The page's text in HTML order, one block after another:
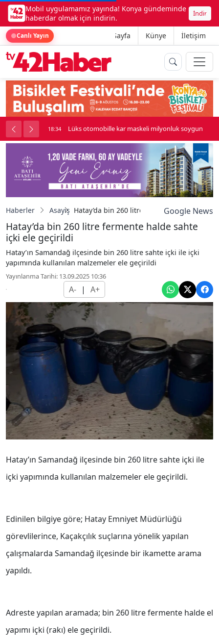
Mobil uygulamamız yayında! Konya gündeminde
haberdar olmak için indirin.
İndir
Canlı Yayın Ana Sayfa Künye İletişim
kavga çıktı 18:34 Lüks otomobille kar maskeli milyonluk soygun
Haberler Asayiş Hatay’da bin 260 litre fermente halde
Google News
Hatay’da bin 260 litre fermente halde sahte
içki ele geçirildi
Hatay’ın Samandağ ilçesinde bin 260 litre sahte içki ile içki
yapımında kullanılan malzemeler ele geçirildi
Yayınlanma Tarihi: 13.09.2025 10:36
A- | A+
Hatay’ın Samandağ ilçesinde bin 260 litre sahte içki ile
içki yapımında kullanılan malzemeler ele geçirildi.
Edinilen bilgiye göre; Hatay Emniyet Müdürlüğü
görevlilerince, Kaçakçılık suçlarına yönelik yapılan
çalışmalarda Samandağ ilçesinde bir ikamette arama
yapıldı.
Adreste yapılan aramada; bin 260 litre fermente halde el
yapımı içki (rakı) ele geçirildi.